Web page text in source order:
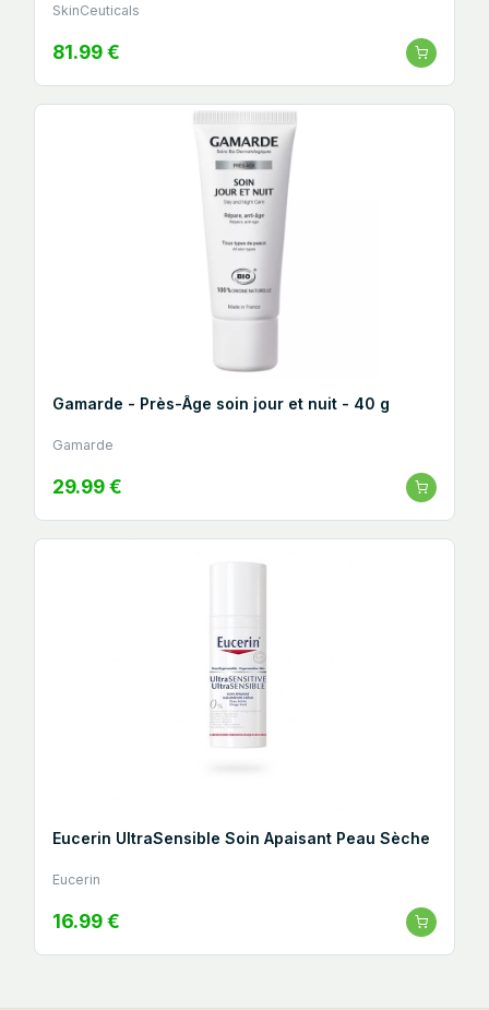
SkinCeuticals
81.99 €
Gamarde - Près-Âge soin jour et nuit - 40 g
Gamarde
29.99 €
Eucerin UltraSensible Soin Apaisant Peau Sèche
Eucerin
16.99 €